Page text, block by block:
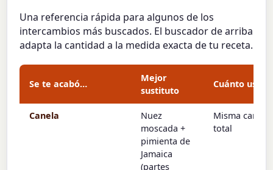
Una referencia rápida para algunos de los
intercambios más buscados. El buscador de arriba
adapta la cantidad a la medida exacta de tu receta.
Se te acabó…
Mejor
sustituto
Cuánto usar
Canela
Nuez
moscada +
pimienta de
Jamaica
(partes
Misma
total